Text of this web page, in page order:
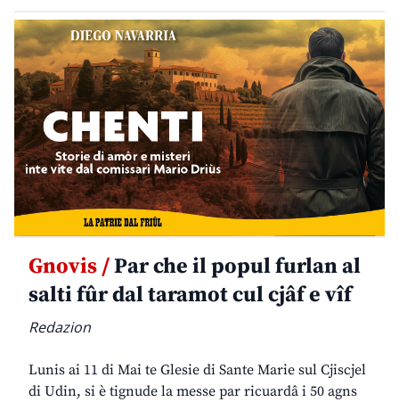
Gnovis /Par che il popul furlan al
salti fûr dal taramot cul cjâf e vîf
Redazion
Lunis ai 11 di Mai te Glesie di Sante Marie sul Cjiscjel
di Udin, si è tignude la messe par ricuardâ i 50 agns